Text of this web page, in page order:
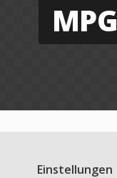
MPG
Einstellungen